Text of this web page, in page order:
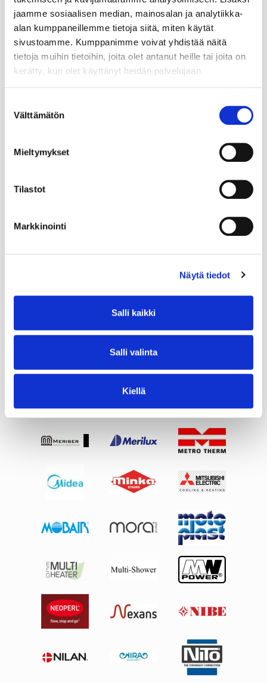
jaamme sosiaalisen median, mainosalan ja analytiikka-
alan kumppaneillemme tietoja siitä, miten käytät
sivustoamme. Kumppanimme voivat yhdistää näitä
tietoja muihin tietoihin, joita olet antanut heille tai joita on
kerätty, kun olet käyttänyt heidän palvelujaan.
valinta
Välttämätön
Mieltymykset
Tilastot
Markkinointi
Näytä tiedot
Salli kaikki
Salli valinta
Kiellä